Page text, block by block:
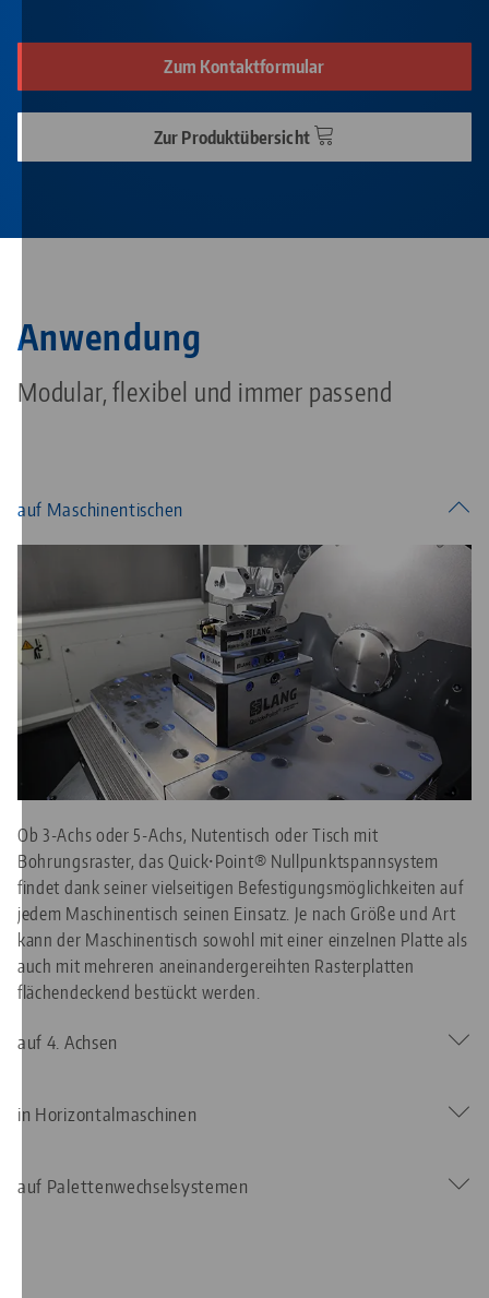
Zur Produktübersicht
Zum Kontaktformular
Anwendung
Modular, flexibel und immer passend
auf Maschinentischen
Ob 3-Achs oder 5-Achs, Nutentisch oder Tisch mit
Bohrungsraster, das Quick•Point® Nullpunktspannsystem
findet dank seiner vielseitigen Befestigungsmöglichkeiten auf
jedem Maschinentisch seinen Einsatz. Je nach Größe und Art
kann der Maschinentisch sowohl mit einer einzelnen Platte als
auch mit mehreren aneinandergereihten Rasterplatten
flächendeckend bestückt werden.
auf 4. Achsen
in Horizontalmaschinen
auf Palettenwechselsystemen